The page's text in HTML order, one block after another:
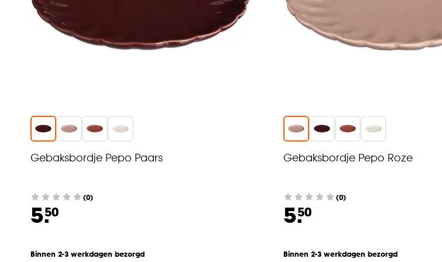
Gebaksbordje Pepo Paars
(0)
5.50
Binnen 2-3 werkdagen bezorgd
Gebaksbordje Pepo Roze
(0)
5.50
Binnen 2-3 werkdagen bezorgd